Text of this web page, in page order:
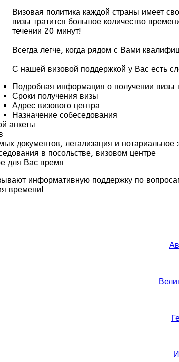
Визовая политика каждой страны имеет
визы тратится большое количество
течении 20 минут!
Всегда легче, когда рядом с Вами
С нашей визовой поддержкой у Вас есть
Подробная информация о получении визы
Сроки получения визы
Адрес визового центра
Назначение собеседования
анкеты
документов, легализация и нотариальное
в посольстве, визовом центре
для Вас время
информативную поддержку по
времени!